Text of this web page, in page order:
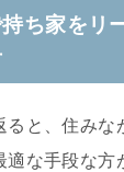
ち家をリ
ると、住みな
適な手段な方